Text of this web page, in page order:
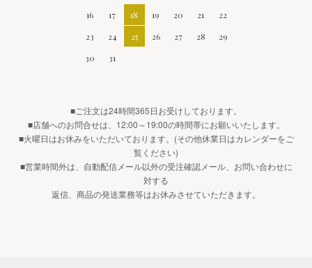
16
17 18 19 20 21
22
23
24 25 26 27 28
29
30
31
■ご注文は24時間365日お受けしております。
■店舗へのお問合せは、12:00～19:00の時間帯にお願いいたします。
■火曜日はお休みをいただいております。(その他休業日はカレンダーをご
覧ください)
■営業時間外は、自動配信メール以外の受注確認メール、お問い合わせに
対する
返信、商品の発送業務等はお休みさせていただきます。